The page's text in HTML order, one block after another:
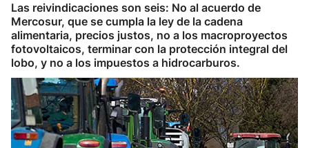
Las reivindicaciones son seis: No al acuerdo de
Mercosur, que se cumpla la ley de la cadena
alimentaria, precios justos, no a los macroproyectos
fotovoltaicos, terminar con la protección integral del
lobo, y no a los impuestos a hidrocarburos.